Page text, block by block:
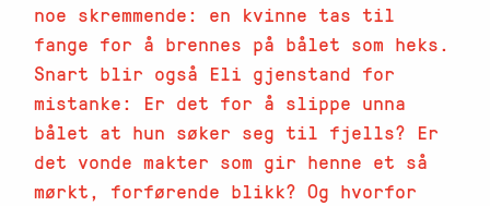
noe skremmende: en kvinne tas til
fange for å brennes på bålet som heks.
Snart blir også Eli gjenstand for
mistanke: Er det for å slippe unna
bålet at hun søker seg til fjells? Er
det vonde makter som gir henne et så
mørkt, forførende blikk? Og hvorfor